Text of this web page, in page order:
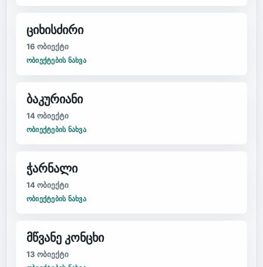
ციხისძირი
16 ობიექტი
ᲝᲑᲘᲔᲥᲢᲔᲑᲘᲡ ᲜᲐᲮᲕᲐ
ბაკურიანი
14ობიექტი
ᲝᲑᲘᲔᲥᲢᲔᲑᲘᲡ ᲜᲐᲮᲕᲐ
ჭარნალი
14ობიექტი
ᲝᲑᲘᲔᲥᲢᲔᲑᲘᲡ ᲜᲐᲮᲕᲐ
მწვანე კონცხი
13 ობიექტი